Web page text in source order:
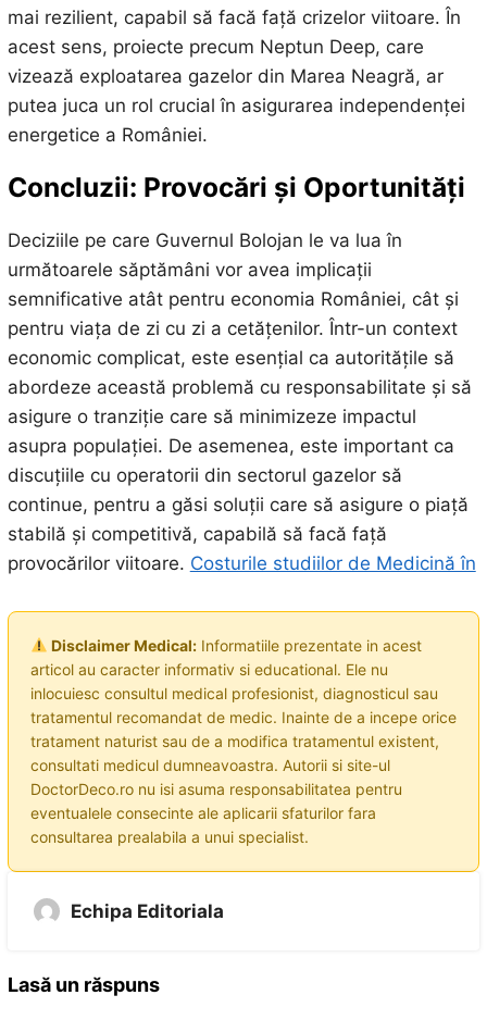
mai rezilient, capabil să facă față crizelor viitoare. În
acest sens, proiecte precum Neptun Deep, care
vizează exploatarea gazelor din Marea Neagră, ar
putea juca un rol crucial în asigurarea independenței
energetice a României.
Concluzii: Provocări și Oportunități
Deciziile pe care Guvernul Bolojan le va lua în
următoarele săptămâni vor avea implicații
semnificative atât pentru economia României, cât și
pentru viața de zi cu zi a cetățenilor. Într-un context
economic complicat, este esențial ca autoritățile să
abordeze această problemă cu responsabilitate și să
asigure o tranziție care să minimizeze impactul
asupra populației. De asemenea, este important ca
discuțiile cu operatorii din sectorul gazelor să
continue, pentru a găsi soluții care să asigure o piață
stabilă și competitivă, capabilă să facă față
provocărilor viitoare. Costurile studiilor de Medicină în
Disclaimer Medical:Informatiile prezentate in acest
articol au caracter informativ si educational. Ele nu
inlocuiesc consultul medical profesionist, diagnosticul sau
tratamentul recomandat de medic. Inainte de a incepe orice
tratament naturist sau de a modifica tratamentul existent,
consultati medicul dumneavoastra. Autorii si site-ul
DoctorDeco.ro nu isi asuma responsabilitatea pentru
eventualele consecinte ale aplicarii sfaturilor fara
consultarea prealabila a unui specialist.
Echipa Editoriala
Lasă un răspuns